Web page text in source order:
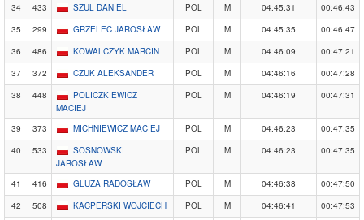
34
433 SZUL DANIEL POL M 04:45:31
00:46:43
35
299 GRZELEC JAROSŁAW POL M 04:45:35
00:46:47
36
486 KOWALCZYK MARCIN POL M 04:46:09
00:47:21
37
372 CZUK ALEKSANDER POL M 04:46:16
00:47:28
38
448
POLICZKIEWICZ
MACIEJ
POL M 04:46:19 00:47:31
39 373 MICHNIEWICZ MACIEJ POL M 04:46:23
00:47:35
40
533
SOSNOWSKI
JAROSŁAW
POL M 04:46:23 00:47:35
41 416 GLUZA RADOSŁAW POL M 04:46:38
00:47:50
42
508 KACPERSKI WOJCIECH POL M 04:46:41
00:47:53